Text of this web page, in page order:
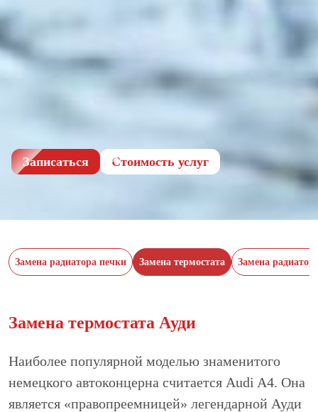
Записаться Cтоимость услуг
Замена радиатора печки Замена термостата Замена
Замена термостата Ауди
Наиболее популярной моделью знаменитого
немецкого автоконцерна считается Audi A4. Она
является «правопреемницей» легендарной Ауди